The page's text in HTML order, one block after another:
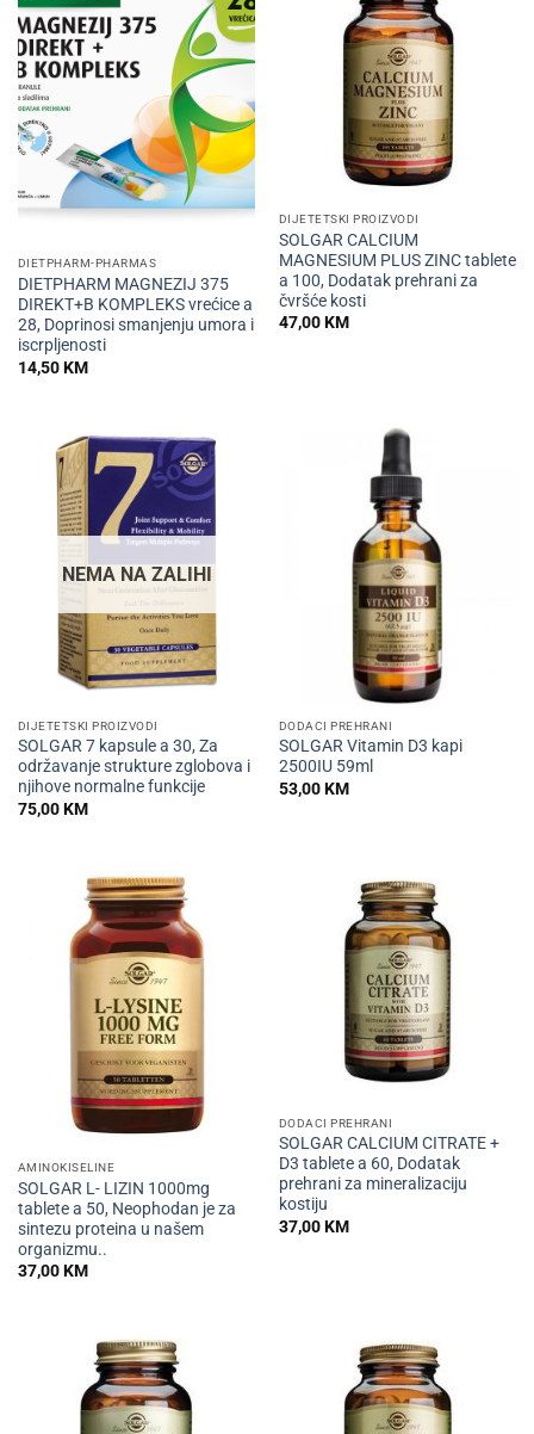
DIETPHARM-PHARMAS
DIETPHARM MAGNEZIJ 375
DIREKT+B KOMPLEKS vrećice a
28, Doprinosi smanjenju umora i
iscrpljenosti
14,50KM
DIJETETSKI PROIZVODI
SOLGAR CALCIUM
MAGNESIUM PLUS ZINC tablete
a 100, Dodatak prehrani za
čvršće kosti
47,00KM
NEMA NA ZALIHI
DIJETETSKI PROIZVODI
SOLGAR 7 kapsule a 30, Za
održavanje strukture zglobova i
njihove normalne funkcije
75,00KM
DODACI PREHRANI
SOLGAR Vitamin D3 kapi
2500IU 59ml
53,00KM
AMINOKISELINE
SOLGAR L- LIZIN 1000mg
tablete a 50, Neophodan je za
sintezu proteina u našem
organizmu..
37,00KM
DODACI PREHRANI
SOLGAR CALCIUM CITRATE +
D3 tablete a 60, Dodatak
prehrani za mineralizaciju
kostiju
37,00KM